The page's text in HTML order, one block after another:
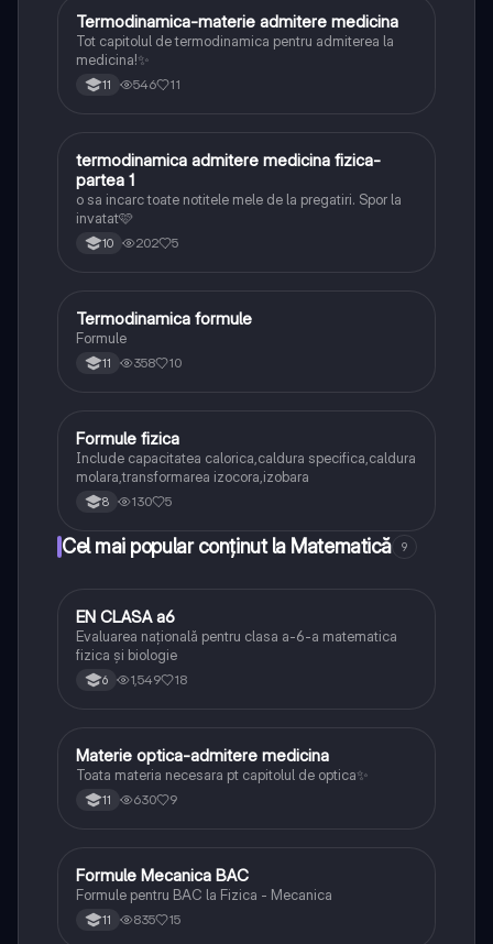
Fizică
Termodinamica-materie admitere medicina
Tot capitolul de termodinamica pentru admiterea la
medicina!✨
11 546 11
Fizică
termodinamica admitere medicina fizica-
partea 1
o sa incarc toate notitele mele de la pregatiri. Spor la
invatat🩷
10 202 5
Fizică
Termodinamica formule
Formule
11 358 10
Fizică
Formule fizica
Include capacitatea calorica,caldura specifica,caldura
molara,transformarea izocora,izobara
8 130 5
Cel mai popular conținut la Matematică 9
Matematică
EN CLASA a6
Evaluarea națională pentru clasa a-6-a matematica
fizica și biologie
6 1,549 18
Fizică
Materie optica-admitere medicina
Toata materia necesara pt capitolul de optica✨
11 630 9
Fizică
Formule Mecanica BAC
Formule pentru BAC la Fizica - Mecanica
11 835 15